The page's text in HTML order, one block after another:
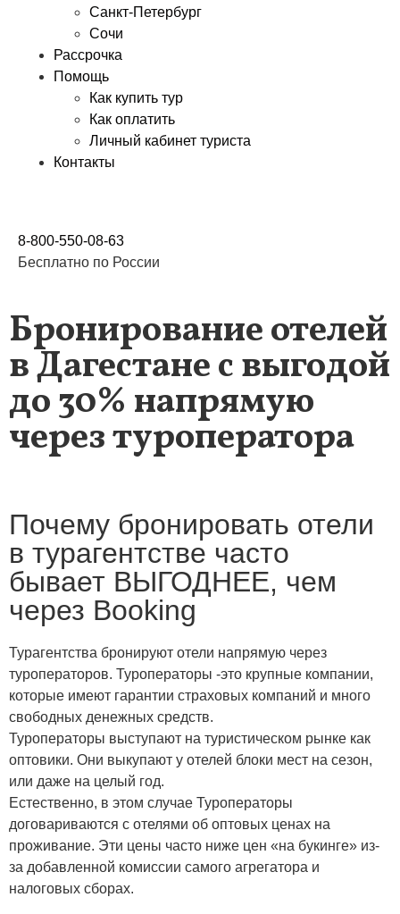
Санкт-Петербург
Сочи
Рассрочка
Помощь
Как купить тур
Как оплатить
Личный кабинет туриста
Контакты
8-800-550-08-63
Бесплатно по России
Бронирование отелей
в Дагестане с выгодой
до 30% напрямую
через туроператора
Почему бронировать отели
в турагентстве часто
бывает ВЫГОДНЕЕ, чем
через Booking
Турагентства бронируют отели напрямую через
туроператоров. Туроператоры -это крупные компании,
которые имеют гарантии страховых компаний и много
свободных денежных средств.
Туроператоры выступают на туристическом рынке как
оптовики. Они выкупают у отелей блоки мест на сезон,
или даже на целый год.
Естественно, в этом случае Туроператоры
договариваются с отелями об оптовых ценах на
проживание. Эти цены часто ниже цен «на букинге» из-
за добавленной комиссии самого агрегатора и
налоговых сборах.